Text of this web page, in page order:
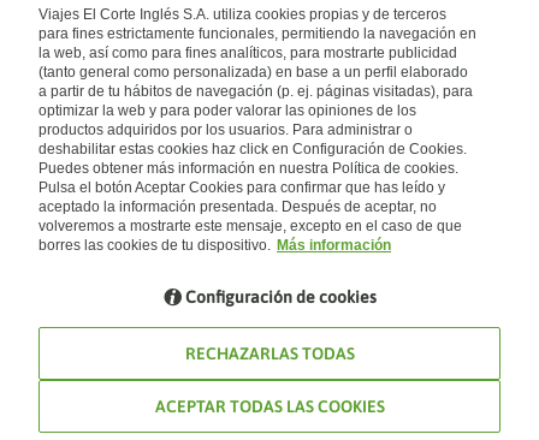
Quiénes somos
Financiación
Sostenibilidad
Turismo accesible
Tarjeta El Corte Inglés
Trabaja con nosotros
El Corte Inglés
Canal Ético
Enlaces de interés
Guías de viaje
Catálogos
Auto check-in
Condiciones Generales
Política de privacidad
Política de cookies
Accesibilidad
Empresas/ Grupos
Internacional
España
Visita nuestro blog
Blog de Viajes el Corte inglés
Viajes El Corte Inglés S.A. utiliza cookies propias y de terceros
para fines estrictamente funcionales, permitiendo la navegación en
la web, así como para fines analíticos, para mostrarte publicidad
(tanto general como personalizada) en base a un perfil elaborado
a partir de tu hábitos de navegación (p. ej. páginas visitadas), para
optimizar la web y para poder valorar las opiniones de los
productos adquiridos por los usuarios. Para administrar o
deshabilitar estas cookies haz click en Configuración de Cookies.
Puedes obtener más información en nuestra Política de cookies.
Pulsa el botón Aceptar Cookies para confirmar que has leído y
aceptado la información presentada. Después de aceptar, no
volveremos a mostrarte este mensaje, excepto en el caso de que
borres las cookies de tu dispositivo. Más información
Configuración de cookies
RECHAZARLAS TODAS
ACEPTAR TODAS LAS COOKIES